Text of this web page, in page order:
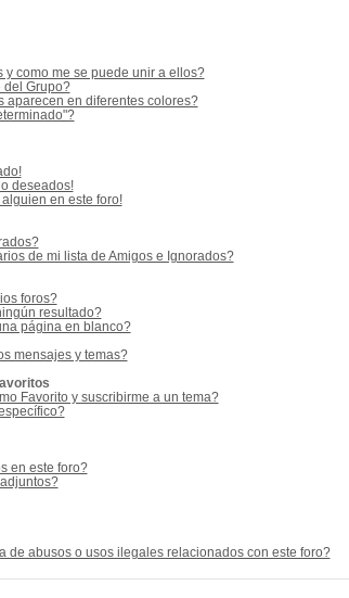
como me se puede unir a ellos?
del Grupo?
aparecen en diferentes colores?
deseados!
en este foro!
de mi lista de Amigos e Ignorados?
foros?
resultado?
página en blanco?
mensajes y temas?
Favorito y suscribirme a un tema?
en este foro?
de abusos o usos ilegales relacionados con este foro?